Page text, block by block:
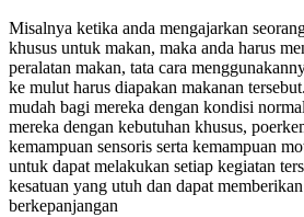
Misalnya ketika anda mengajarkan
khusus untuk makan, maka anda harus
peralatan makan, tata cara
ke mulut harus diapakan makanan
mudah bagi mereka dengan kondisi
mereka dengan kebutuhan khusus,
kemampuan sensoris serta kemampuan
untuk dapat melakukan setiap kegiatan
kesatuan yang utuh dan dapat
berkepanjangan